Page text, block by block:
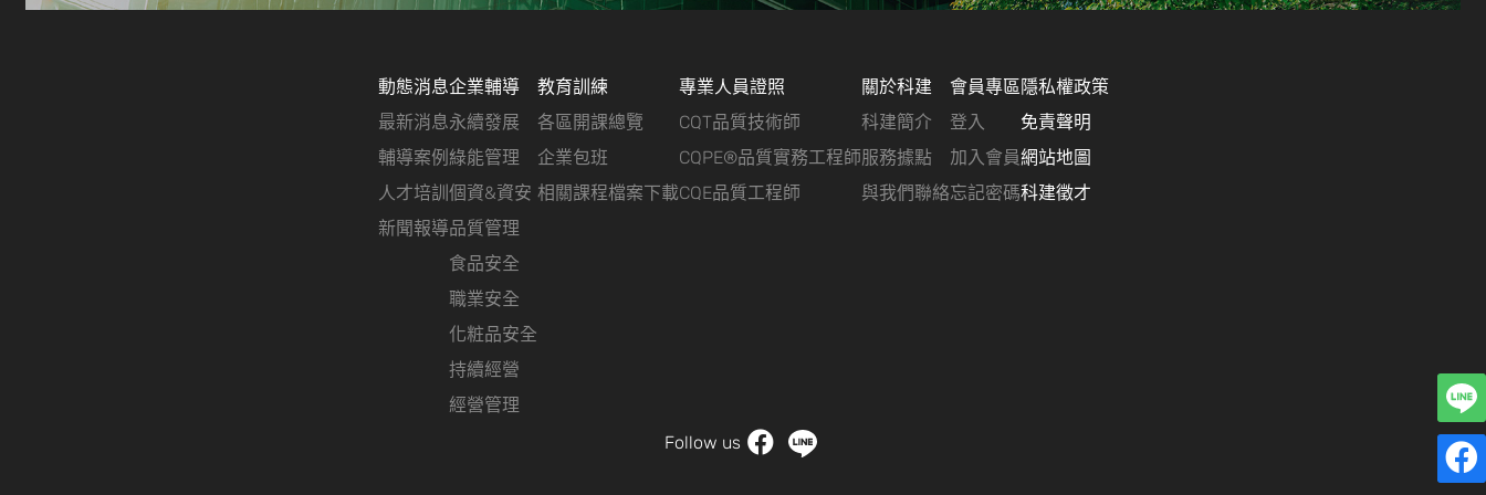
動態消息
最新消息
輔導案例
人才培訓
新聞報導
企業輔導
永續發展
綠能管理
個資&資安
品質管理
食品安全
職業安全
化粧品安全
持續經營
經營管理
教育訓練
各區開課總覽
企業包班
相關課程檔案下載
專業人員證照
CQT品質技術師
CQPE®品質實務工程師
CQE品質工程師
關於科建
科建簡介
服務據點
與我們聯絡
會員專區
登入
加入會員
忘記密碼
隱私權政策
免責聲明
網站地圖
科建徵才
Follow us